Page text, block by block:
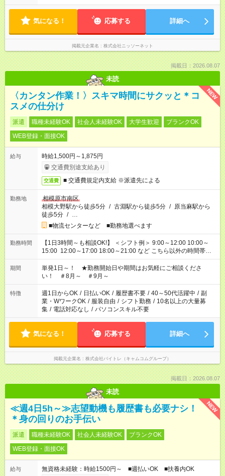
気になる！ 応募する 詳細へ
掲載元企業名 株式会社ニッソーネット
掲載日：2026.08.07
未読
NEW
〈カンタン作業！〉スキマ時間にサクッと＊コ
スメの仕分け
派遣 職種未経験OK 社会人未経験OK 大学生歓迎
ブランクOK
WEB登録・面接OK
給与
時給1,500円～1,875円
交通費別途支給あり
交通費 ■ 交通費規定内支給 ※派遣先による
勤務地
相模原市南区
相模大野駅から徒歩5分 / 古淵駅から徒歩5分 / 原当麻駅から
徒歩5分 / …
■物流センターなど ■勤務地選べます
勤務時間
【1日3時間～も相談OK!】 ＜シフト例＞ 9:00～12:00 10:00～
15:00 12:00～17:00 18:00～21:00 など こちら以外の時間帯も
お気軽にご相談ください！
期間
単発1日～！ ★勤務開始日や期間はお気軽にご相談くださ
い！ ＃8月～ ＃9月～
特徴 週1日からOK / 日払いOK / 履歴書不要 / 40～50代活躍中 / 副
業・WワークOK / 服装自由 / シフト勤務 / 10名以上の大量募
集 / 電話対応なし / パソコンスキル不要
気になる！ 応募する 詳細へ
掲載元企業名 株式会社バイトレ（キャムコムグループ）
掲載日：2026.08.07
未読
NEW
≪週4日5h～≫志望動機も履歴書も必要ナシ！
＊身の回りのお手伝い
派遣 職種未経験OK 社会人未経験OK
ブランクOK
WEB登録・面接OK
給与
無資格未経験：時給1500円～ ■週払いOK ■扶養内OK